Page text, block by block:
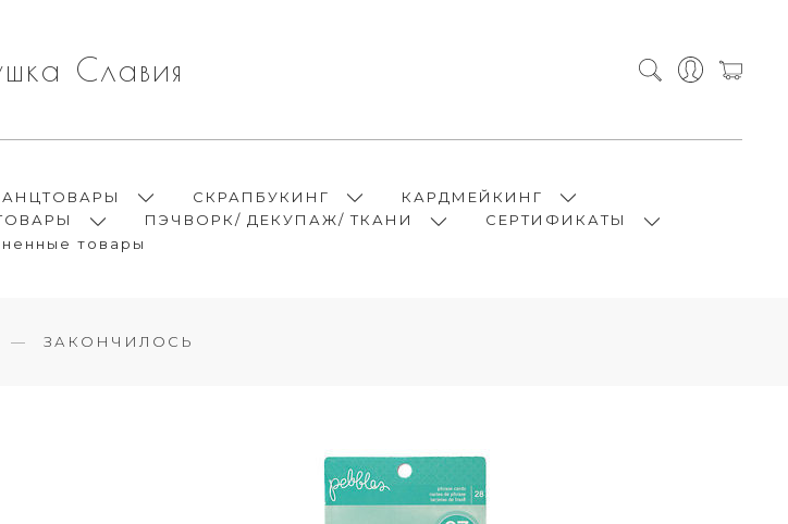
Славия
СКРАПБУКИНГ
КАРДМЕЙКИНГ
ПЭЧВОРК/ ДЕКУПАЖ/ ТКАНИ
СЕРТИФИКАТЫ
товары
ЗАКОНЧИЛОСЬ